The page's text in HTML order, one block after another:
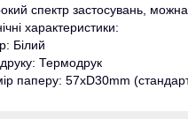
спектр застосувань,
характеристики:
Білий
Термодрук
паперу: 57xD30mm